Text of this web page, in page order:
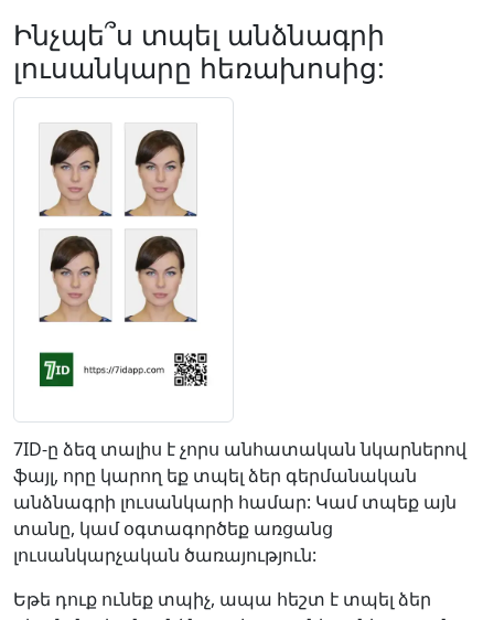
Ինչպե՞ս տպել անձնագրի
լուսանկարը հեռախոսից:
7ID-ը ձեզ տալիս է չորս անհատական նկարներով
ֆայլ, որը կարող եք տպել ձեր գերմանական
անձնագրի լուսանկարի համար: Կամ տպեք այն
տանը, կամ օգտագործեք առցանց
լուսանկարչական ծառայություն:
Եթե դուք ունեք տպիչ, ապա հեշտ է տպել ձեր